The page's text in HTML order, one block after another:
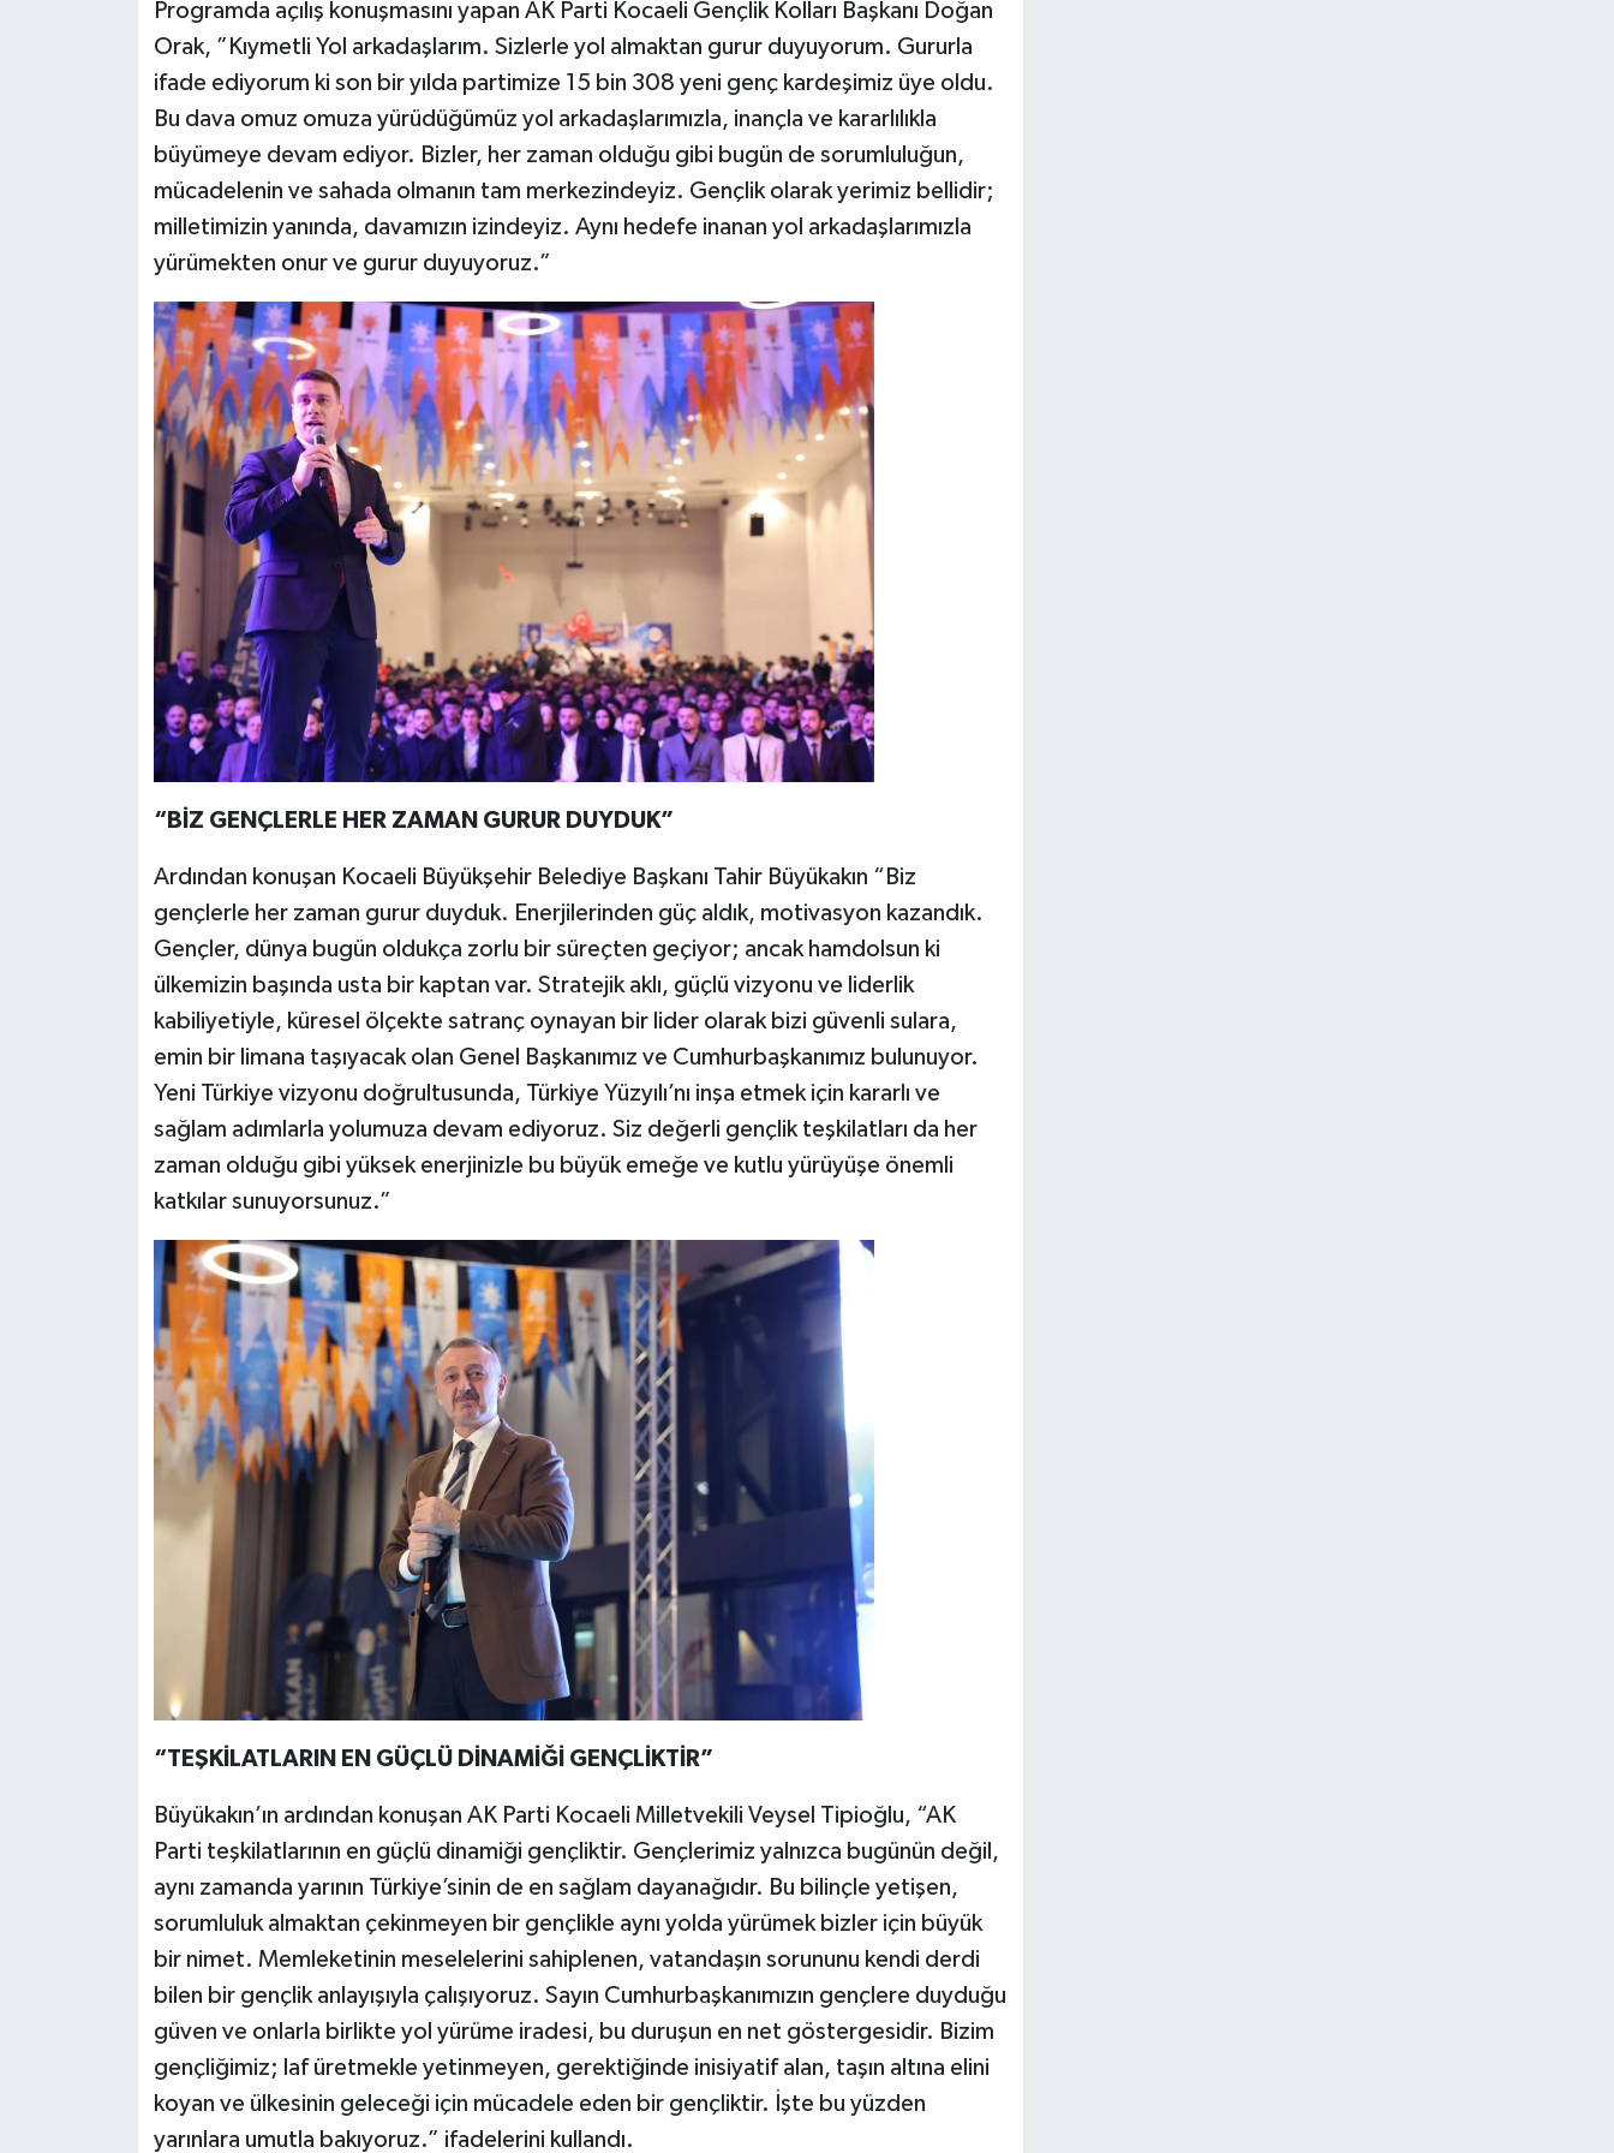
Programda açılış konuşmasını yapan AK Parti Kocaeli Gençlik Kolları Başkanı Doğan
Orak, ”Kıymetli Yol arkadaşlarım. Sizlerle yol almaktan gurur duyuyorum. Gururla
ifade ediyorum ki son bir yılda partimize 15 bin 308 yeni genç kardeşimiz üye oldu.
Bu dava omuz omuza yürüdüğümüz yol arkadaşlarımızla, inançla ve kararlılıkla
büyümeye devam ediyor. Bizler, her zaman olduğu gibi bugün de sorumluluğun,
mücadelenin ve sahada olmanın tam merkezindeyiz. Gençlik olarak yerimiz bellidir;
milletimizin yanında, davamızın izindeyiz. Aynı hedefe inanan yol arkadaşlarımızla
yürümekten onur ve gurur duyuyoruz.”
“BİZ GENÇLERLE HER ZAMAN GURUR DUYDUK”
Ardından konuşan Kocaeli Büyükşehir Belediye Başkanı Tahir Büyükakın “Biz
gençlerle her zaman gurur duyduk. Enerjilerinden güç aldık, motivasyon kazandık.
Gençler, dünya bugün oldukça zorlu bir süreçten geçiyor; ancak hamdolsun ki
ülkemizin başında usta bir kaptan var. Stratejik aklı, güçlü vizyonu ve liderlik
kabiliyetiyle, küresel ölçekte satranç oynayan bir lider olarak bizi güvenli sulara,
emin bir limana taşıyacak olan Genel Başkanımız ve Cumhurbaşkanımız bulunuyor.
Yeni Türkiye vizyonu doğrultusunda, Türkiye Yüzyılı’nı inşa etmek için kararlı ve
sağlam adımlarla yolumuza devam ediyoruz. Siz değerli gençlik teşkilatları da her
zaman olduğu gibi yüksek enerjinizle bu büyük emeğe ve kutlu yürüyüşe önemli
katkılar sunuyorsunuz.”
“TEŞKİLATLARIN EN GÜÇLÜ DİNAMİĞİ GENÇLİKTİR”
Büyükakın’ın ardından konuşan AK Parti Kocaeli Milletvekili Veysel Tipioğlu, “AK
Parti teşkilatlarının en güçlü dinamiği gençliktir. Gençlerimiz yalnızca bugünün değil,
aynı zamanda yarının Türkiye’sinin de en sağlam dayanağıdır. Bu bilinçle yetişen,
sorumluluk almaktan çekinmeyen bir gençlikle aynı yolda yürümek bizler için büyük
bir nimet. Memleketinin meselelerini sahiplenen, vatandaşın sorununu kendi derdi
bilen bir gençlik anlayışıyla çalışıyoruz. Sayın Cumhurbaşkanımızın gençlere duyduğu
güven ve onlarla birlikte yol yürüme iradesi, bu duruşun en net göstergesidir. Bizim
gençliğimiz; laf üretmekle yetinmeyen, gerektiğinde inisiyatif alan, taşın altına elini
koyan ve ülkesinin geleceği için mücadele eden bir gençliktir. İşte bu yüzden
yarınlara umutla bakıyoruz.” ifadelerini kullandı.